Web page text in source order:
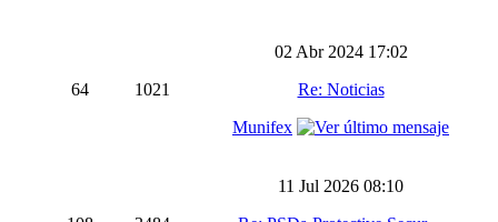
64 1021
02 Abr 2024 17:02
Re: Noticias
Munifex
11 Jul 2026 08:10